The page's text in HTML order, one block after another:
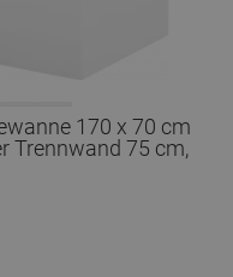
170 x 70 cm
Trennwand 75 cm,